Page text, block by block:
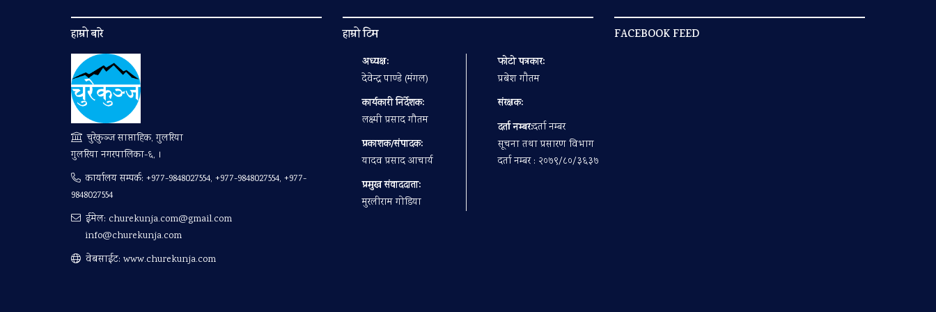
हाम्रो बारे
चुरेकुञ्ज साप्ताहिक, गुलरिया
गुलरिया नगरपालिका-६, ।
कार्यालय सम्पर्क: +977-9848027554, +977-9848027554, +977-
9848027554
ईमेल: churekunja.com@gmail.com
info@churekunja.com
वेबसाईट: www.churekunja.com
हाम्रो टिम
अध्यक्ष:
देवेन्द्र पाण्डे (मंगल)
कार्यकारी निर्देशक:
लक्ष्मी प्रसाद गौतम
प्रकाशक/संपादक:
यादव प्रसाद आचार्य
प्रमुख संवाददाता:
मुरलीराम गोडिया
फोटो पत्रकार:
प्रबेश गाैतम
संरक्षक:
दर्ता नम्बर:दर्ता नम्बर
सूचना तथा प्रसारण विभाग
दर्ता नम्बर : २०७९/८०/३६३७
FACEBOOK FEED